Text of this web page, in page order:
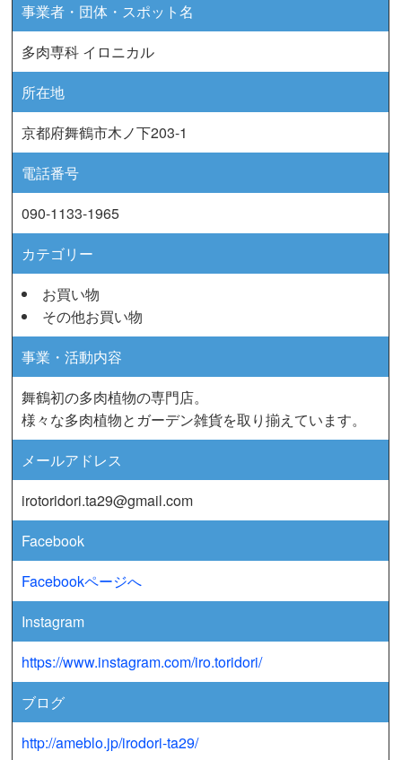
事業者・団体・スポット名
多肉専科 イロニカル
所在地
京都府舞鶴市木ノ下203-1
電話番号
090-1133-1965
カテゴリー
お買い物
その他お買い物
事業・活動内容
舞鶴初の多肉植物の専門店。
様々な多肉植物とガーデン雑貨を取り揃えています。
メールアドレス
irotoridori.ta29@gmail.com
Facebook
Facebookページへ
Instagram
https://www.instagram.com/iro.toridori/
ブログ
http://ameblo.jp/irodori-ta29/